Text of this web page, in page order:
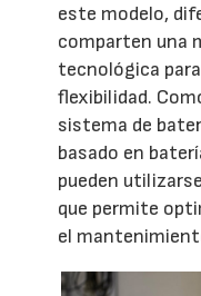
este modelo,
comparten una
tecnológica
flexibilidad.
sistema de
basado en
pueden
que permite
el